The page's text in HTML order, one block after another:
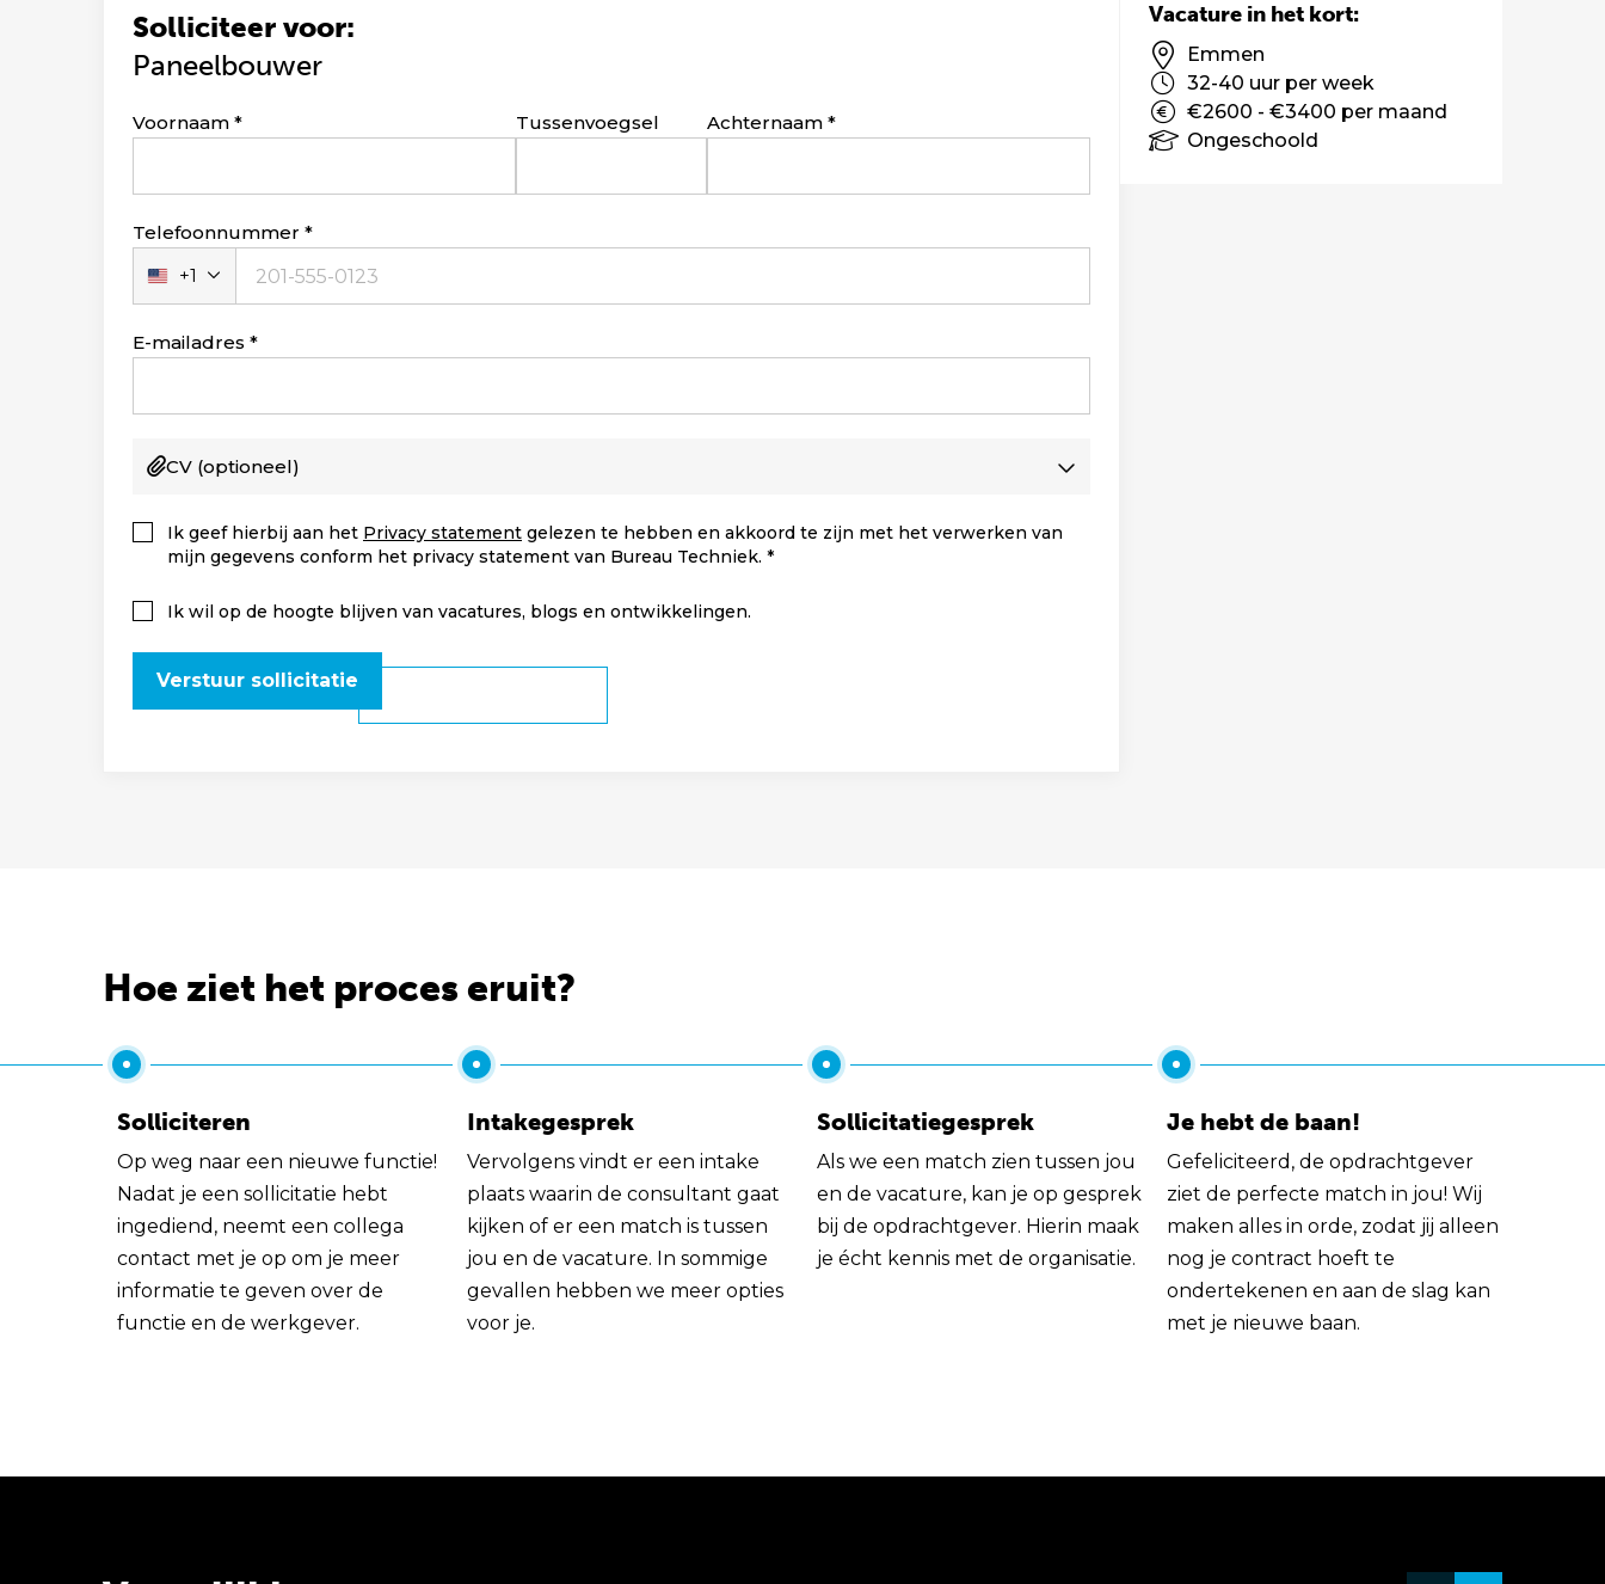
Solliciteer voor:
Paneelbouwer
Leave
Voornaam Tussenvoegsel Achternaam
Telefoonnummer
Verenigde
Staten
+1
+1
E-mailadres
CV (optioneel)
Ik geef hierbij aan het Privacy statement gelezen te hebben en akkoord te zijn met het verwerken van
mijn gegevens conform het privacy statement van Bureau Techniek.
Ik wil op de hoogte blijven van vacatures, blogs en ontwikkelingen.
Verstuur sollicitatie
Vacature in het kort:
Emmen
32-40 uur per week
€2600 - €3400 per maand
Ongeschoold
Hoe ziet het proces eruit?
Solliciteren
Op weg naar een nieuwe functie!
Nadat je een sollicitatie hebt
ingediend, neemt een collega
contact met je op om je meer
informatie te geven over de
functie en de werkgever.
Intakegesprek
Vervolgens vindt er een intake
plaats waarin de consultant gaat
kijken of er een match is tussen
jou en de vacature. In sommige
gevallen hebben we meer opties
voor je.
Sollicitatiegesprek
Als we een match zien tussen jou
en de vacature, kan je op gesprek
bij de opdrachtgever. Hierin maak
je écht kennis met de organisatie.
Je hebt de baan!
Gefeliciteerd, de opdrachtgever
ziet de perfecte match in jou! Wij
maken alles in orde, zodat jij alleen
nog je contract hoeft te
ondertekenen en aan de slag kan
met je nieuwe baan.